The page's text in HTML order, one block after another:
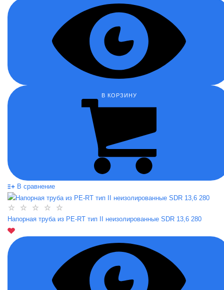
В КОРЗИНУ
В сравнение
Напорная труба из PE-RT тип II неизолированные SDR 13,6 280